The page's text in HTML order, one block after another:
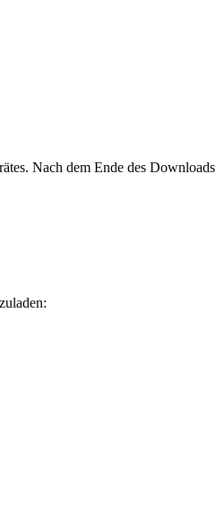
Nach dem Ende des